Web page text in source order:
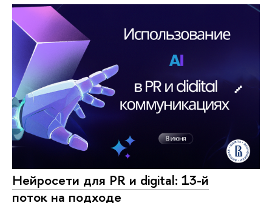
Нейросети для PR и digital: 13-й
поток на подходе